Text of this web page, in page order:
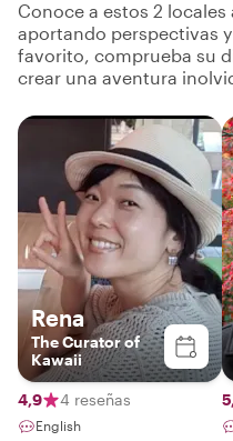
Conoce a estos 2
aportando perspectivas
favorito, comprueba su
crear una aventura
Rena
The Curator of
Kawaii
4,9 4 reseñas
English